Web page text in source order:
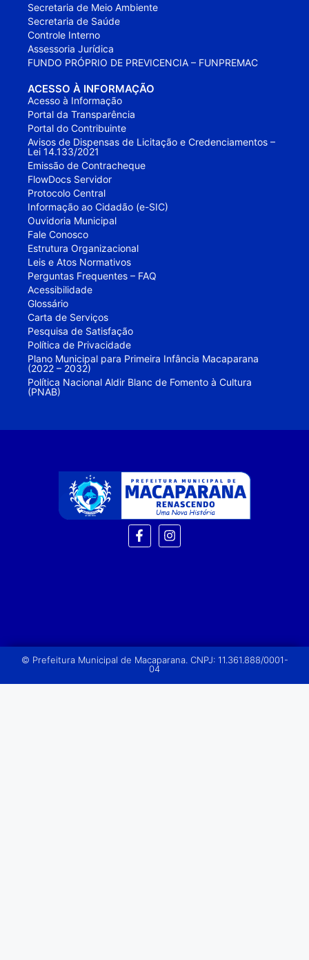
Secretaria de Meio Ambiente
Secretaria de Saúde
Controle Interno
Assessoria Jurídica
FUNDO PRÓPRIO DE PREVICENCIA – FUNPREMAC
ACESSO À INFORMAÇÃO
Acesso à Informação
Portal da Transparência
Portal do Contribuinte
Avisos de Dispensas de Licitação e Credenciamentos –
Lei 14.133/2021
Emissão de Contracheque
FlowDocs Servidor
Protocolo Central
Informação ao Cidadão (e-SIC)
Ouvidoria Municipal
Fale Conosco
Estrutura Organizacional
Leis e Atos Normativos
Perguntas Frequentes – FAQ
Acessibilidade
Glossário
Carta de Serviços
Pesquisa de Satisfação
Política de Privacidade
Plano Municipal para Primeira Infância Macaparana
(2022 – 2032)
Política Nacional Aldir Blanc de Fomento à Cultura
(PNAB)
© Prefeitura Municipal de Macaparana. CNPJ: 11.361.888/0001-
04